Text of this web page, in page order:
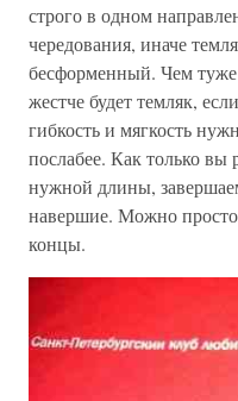
строго в одном
чередования, иначе
бесформенный. Чем туже
жестче будет темляк,
гибкость и мягкость
послабее. Как только
нужной длины,
навершие. Можно
концы.